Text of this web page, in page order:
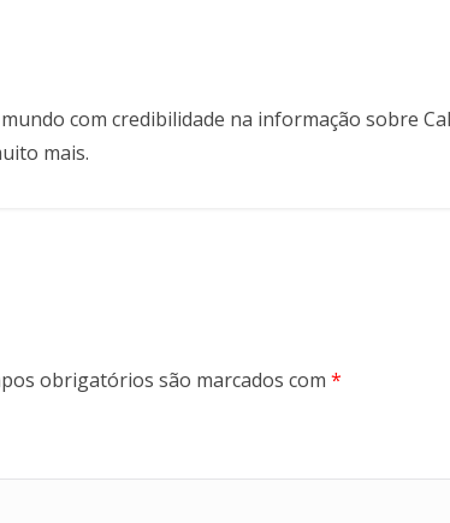
com credibilidade na informação sobre
mais.
obrigatórios são marcados com *